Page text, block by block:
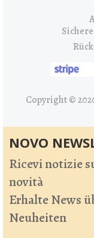
Copyright ©
NOVO
Ricevi notizie
novità
Erhalte News
Neuheiten